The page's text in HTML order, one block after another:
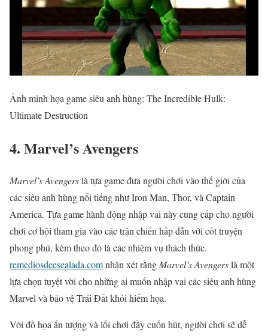
Ảnh minh họa game siêu anh hùng: The Incredible Hulk:
Ultimate Destruction
4. Marvel’s Avengers
Marvel’s Avengerslà tựa game đưa người chơi vào thế giới của
các siêu anh hùng nổi tiếng như Iron Man, Thor, và Captain
America. Tựa game hành động nhập vai này cung cấp cho người
chơi cơ hội tham gia vào các trận chiến hấp dẫn với cốt truyện
phong phú, kèm theo đó là các nhiệm vụ thách thức.
remediosdeescalada.comnhận xét rằngMarvel’s Avengerslà một
lựa chọn tuyệt vời cho những ai muốn nhập vai các siêu anh hùng
Marvel và bảo vệ Trái Đất khỏi hiểm họa.
Với đồ họa ấn tượng và lối chơi đầy cuốn hút, người chơi sẽ dễ